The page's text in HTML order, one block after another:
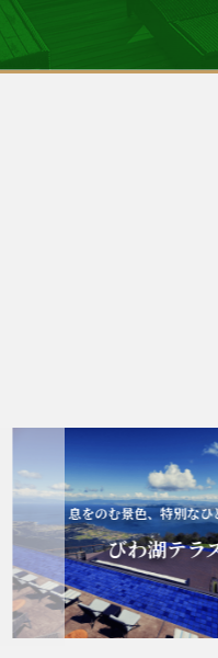
息をのむ景色、特別なひとときを
びわ湖テラス